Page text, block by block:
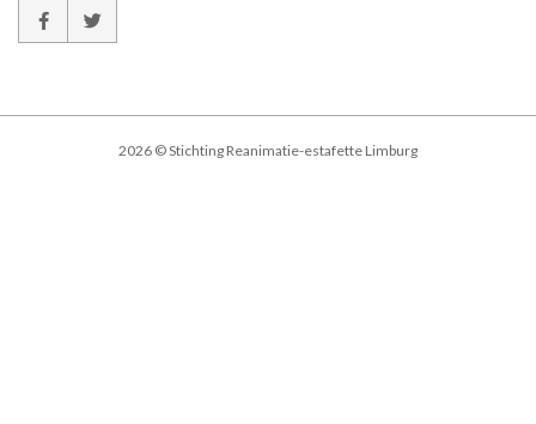
2026 © Stichting Reanimatie-estafette Limburg